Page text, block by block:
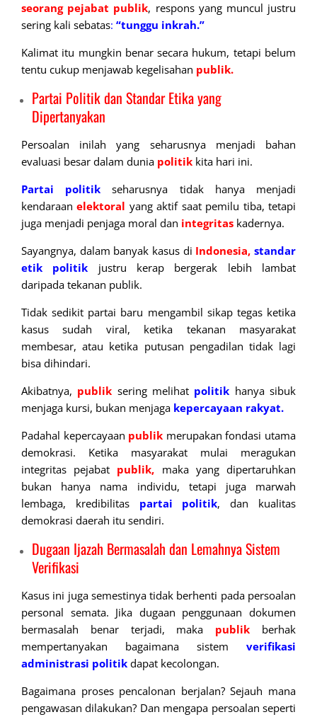
seorang pejabat publik, respons yang muncul justru
sering kali sebatas: “tunggu inkrah.”
Kalimat itu mungkin benar secara hukum, tetapi belum
tentu cukup menjawab kegelisahan publik.
Partai Politik dan Standar Etika yang
Dipertanyakan
Persoalan inilah yang seharusnya menjadi bahan
evaluasi besar dalam dunia politik kita hari ini.
Partai politik
seharusnya tidak hanya menjadi
kendaraanelektoral yang aktif saat pemilu tiba, tetapi
juga menjadi penjaga moral dan integritas kadernya.
Sayangnya, dalam banyak kasus di Indonesia, standar
etik
politik justru kerap bergerak lebih lambat
daripada tekanan publik.
Tidak sedikit partai baru mengambil sikap tegas ketika
kasus sudah viral, ketika tekanan masyarakat
membesar, atau ketika putusan pengadilan tidak lagi
bisa dihindari.
Akibatnya, publik sering melihat politik hanya sibuk
menjaga kursi, bukan menjaga kepercayaan rakyat.
Padahal kepercayaan publik merupakan fondasi utama
demokrasi. Ketika masyarakat mulai meragukan
integritas pejabat publik, maka yang dipertaruhkan
bukan hanya nama individu, tetapi juga marwah
lembaga, kredibilitas partai politik, dan kualitas
demokrasi daerah itu sendiri.
Dugaan Ijazah Bermasalah dan Lemahnya Sistem
Verifikasi
Kasus ini juga semestinya tidak berhenti pada persoalan
personal semata. Jika dugaan penggunaan dokumen
bermasalah benar terjadi, maka publik berhak
mempertanyakan bagaimana sistem verifikasi
administrasi politik dapat kecolongan.
Bagaimana proses pencalonan berjalan? Sejauh mana
pengawasan dilakukan? Dan mengapa persoalan seperti